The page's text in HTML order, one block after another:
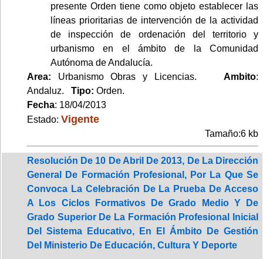
presente Orden tiene como objeto establecer las
líneas prioritarias de intervención de la actividad
de inspección de ordenación del territorio y
urbanismo en el ámbito de la Comunidad
Autónoma de Andalucía.
Area: Urbanismo Obras y Licencias. Ambito:
Andaluz. Tipo: Orden.
Fecha: 18/04/2013
Estado: Vigente
Tamaño:6 kb
Resolución De 10 De Abril De 2013, De La Dirección
General De Formación Profesional, Por La Que Se
Convoca La Celebración De La Prueba De Acceso
A Los Ciclos Formativos De Grado Medio Y De
Grado Superior De La Formación Profesional Inicial
Del Sistema Educativo, En El Ámbito De Gestión
Del Ministerio De Educación, Cultura Y Deporte